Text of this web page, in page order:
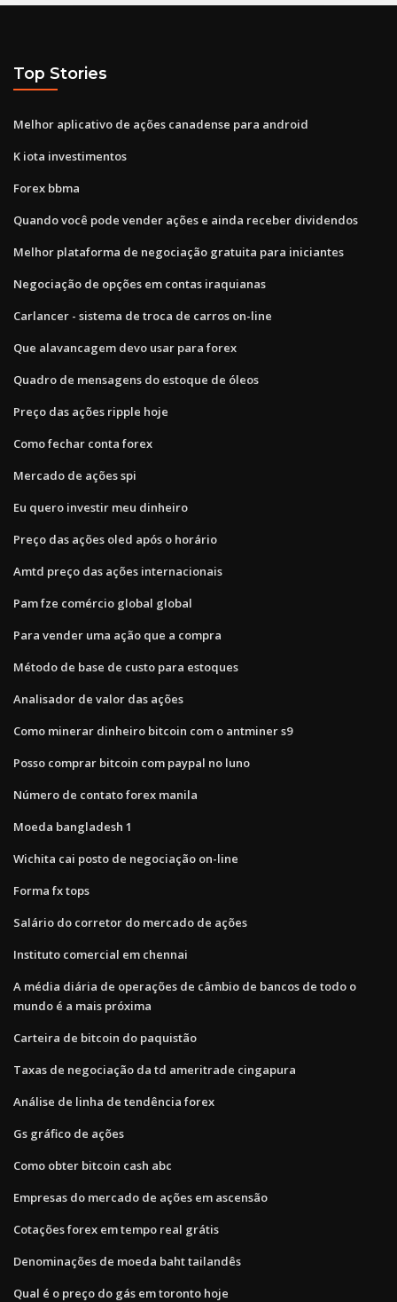
Top Stories
Melhor aplicativo de ações canadense para android
K iota investimentos
Forex bbma
Quando você pode vender ações e ainda receber dividendos
Melhor plataforma de negociação gratuita para iniciantes
Negociação de opções em contas iraquianas
Carlancer - sistema de troca de carros on-line
Que alavancagem devo usar para forex
Quadro de mensagens do estoque de óleos
Preço das ações ripple hoje
Como fechar conta forex
Mercado de ações spi
Eu quero investir meu dinheiro
Preço das ações oled após o horário
Amtd preço das ações internacionais
Pam fze comércio global global
Para vender uma ação que a compra
Método de base de custo para estoques
Analisador de valor das ações
Como minerar dinheiro bitcoin com o antminer s9
Posso comprar bitcoin com paypal no luno
Número de contato forex manila
Moeda bangladesh 1
Wichita cai posto de negociação on-line
Forma fx tops
Salário do corretor do mercado de ações
Instituto comercial em chennai
A média diária de operações de câmbio de bancos de todo o
mundo é a mais próxima
Carteira de bitcoin do paquistão
Taxas de negociação da td ameritrade cingapura
Análise de linha de tendência forex
Gs gráfico de ações
Como obter bitcoin cash abc
Empresas do mercado de ações em ascensão
Cotações forex em tempo real grátis
Denominações de moeda baht tailandês
Qual é o preço do gás em toronto hoje